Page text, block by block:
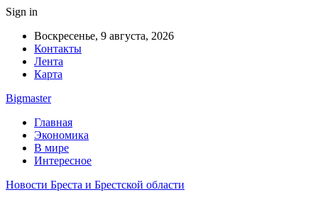
Sign in
Воскресенье, 9 августа, 2026
Контакты
Лента
Карта
Bigmaster
Главная
Экономика
В мире
Интересное
Новости Бреста и Брестской области